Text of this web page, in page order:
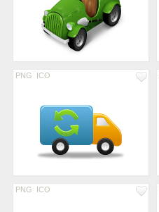
PNG ICO
PNG ICO